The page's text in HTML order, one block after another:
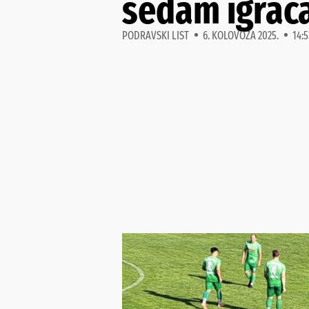
sedam
PODRAVSKI LIST 6. KOLOVOZA 2025.